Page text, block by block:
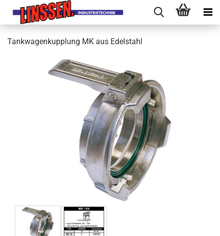
Tankwagenkupplung MK aus Edelstahl